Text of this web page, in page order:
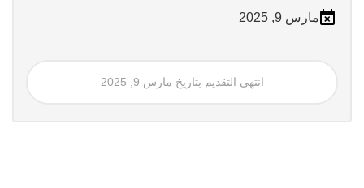
مارس 9, 2025
انتهى التقديم بتاريخ مارس 9, 2025